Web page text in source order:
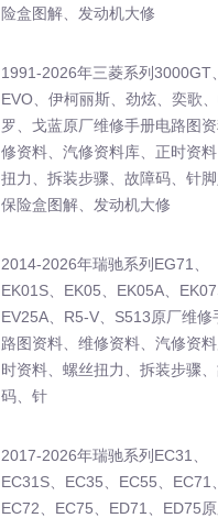
险盒图解、发动机大修
1991-2026年三菱系列3000GT、
EVO、伊柯丽斯、劲炫、奕歌
罗、戈蓝原厂维修手册电路图
修资料、汽修资料库、正时资
扭力、拆装步骤、故障码、针脚
保险盒图解、发动机大修
2014-2026年瑞驰系列EG71、
EK01S、EK05、EK05A、
EV25A、R5-V、S513原厂维修
路图资料、维修资料、汽修资
时资料、螺丝扭力、拆装步骤
码、针
2017-2026年瑞驰系列EC31、
EC31S、EC35、EC55、EC71、
EC72、EC75、ED71、ED75